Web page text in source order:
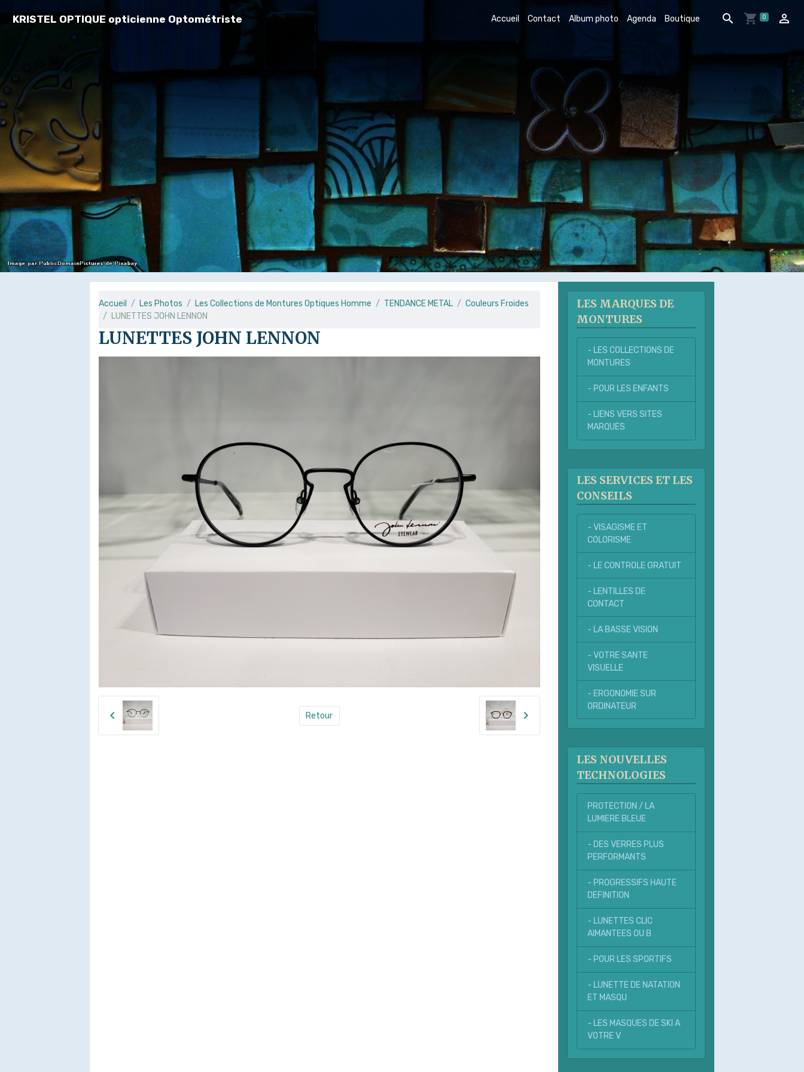
KRISTEL OPTIQUE opticienne Optométriste Accueil Contact Album photo Agenda Boutique 0
Accueil Les Photos Les Collections de Montures Optiques Homme TENDANCE METAL
Couleurs Froides
LUNETTES JOHN LENNON
LUNETTES JOHN LENNON
Retour
LES MARQUES DE
MONTURES
- LES COLLECTIONS DE
MONTURES
- POUR LES ENFANTS
- LIENS VERS SITES
MARQUES
LES SERVICES ET LES
CONSEILS
- VISAGISME ET
COLORISME
- LE CONTROLE GRATUIT
- LENTILLES DE
CONTACT
- LA BASSE VISION
- VOTRE SANTE
VISUELLE
- ERGONOMIE SUR
ORDINATEUR
LES NOUVELLES
TECHNOLOGIES
PROTECTION / LA
LUMIERE BLEUE
- DES VERRES PLUS
PERFORMANTS
- PROGRESSIFS HAUTE
DEFINITION
- LUNETTES CLIC
AIMANTEES OU B
- POUR LES SPORTIFS
- LUNETTE DE NATATION
ET MASQU
- LES MASQUES DE SKI A
VOTRE V